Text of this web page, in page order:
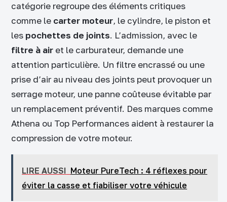
catégorie regroupe des éléments critiques
comme le carter moteur, le cylindre, le piston et
les pochettes de joints. L’admission, avec le
filtre à air et le carburateur, demande une
attention particulière. Un filtre encrassé ou une
prise d’air au niveau des joints peut provoquer un
serrage moteur, une panne coûteuse évitable par
un remplacement préventif. Des marques comme
Athena ou Top Performances aident à restaurer la
compression de votre moteur.
LIRE AUSSI Moteur PureTech : 4 réflexes pour
éviter la casse et fiabiliser votre véhicule